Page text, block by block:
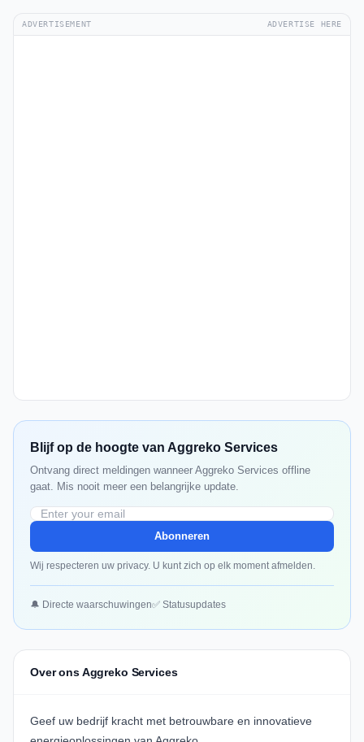
ADVERTISEMENT ADVERTISE HERE
Blijf op de hoogte van Aggreko Services
Ontvang direct meldingen wanneer Aggreko Services offline
gaat. Mis nooit meer een belangrijke update.
Abonneren
Wij respecteren uw privacy. U kunt zich op elk moment afmelden.
🔔 Directe waarschuwingen✅ Statusupdates
Over ons Aggreko Services
Geef uw bedrijf kracht met betrouwbare en innovatieve